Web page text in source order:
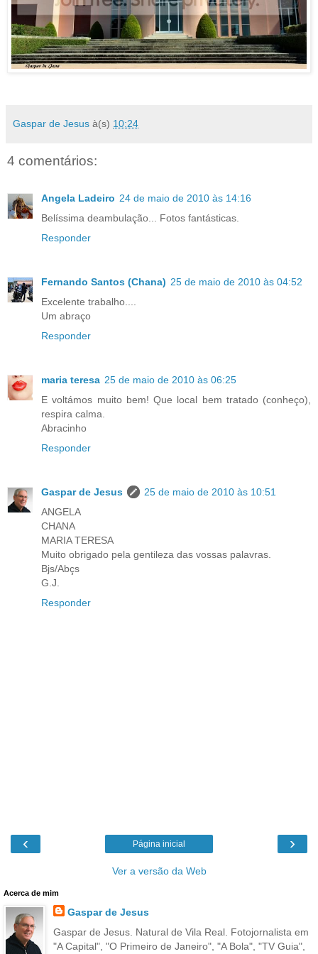
Gaspar de Jesus à(s) 10:24
4 comentários:
Angela Ladeiro 24 de maio de 2010 às 14:16
Belíssima deambulação... Fotos fantásticas.
Responder
Fernando Santos (Chana) 25 de maio de 2010 às 04:52
Excelente trabalho....
Um abraço
Responder
maria teresa 25 de maio de 2010 às 06:25
E voltámos muito bem! Que local bem tratado (conheço),
respira calma.
Abracinho
Responder
Gaspar de Jesus
25 de maio de 2010 às 10:51
ANGELA
CHANA
MARIA TERESA
Muito obrigado pela gentileza das vossas palavras.
Bjs/Abçs
G.J.
Responder
‹ ›
Página inicial
Ver a versão da Web
Acerca de mim
Gaspar de Jesus
Gaspar de Jesus. Natural de Vila Real. Fotojornalista em
"A Capital", "O Primeiro de Janeiro", "A Bola", "TV Guia",